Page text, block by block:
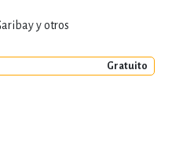
y otros
Gratuito